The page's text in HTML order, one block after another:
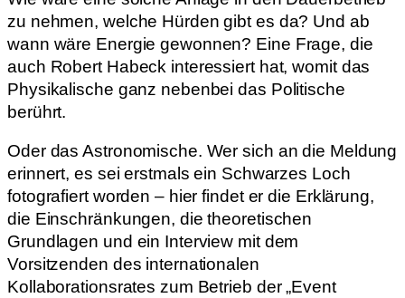
zu nehmen, welche Hürden gibt es da? Und ab
wann wäre Energie gewonnen? Eine Frage, die
auch Robert Habeck interessiert hat, womit das
Physikalische ganz nebenbei das Politische
berührt.
Oder das Astronomische. Wer sich an die Meldung
erinnert, es sei erstmals ein Schwarzes Loch
fotografiert worden – hier findet er die Erklärung,
die Einschränkungen, die theoretischen
Grundlagen und ein Interview mit dem
Vorsitzenden des internationalen
Kollaborationsrates zum Betrieb der „Event